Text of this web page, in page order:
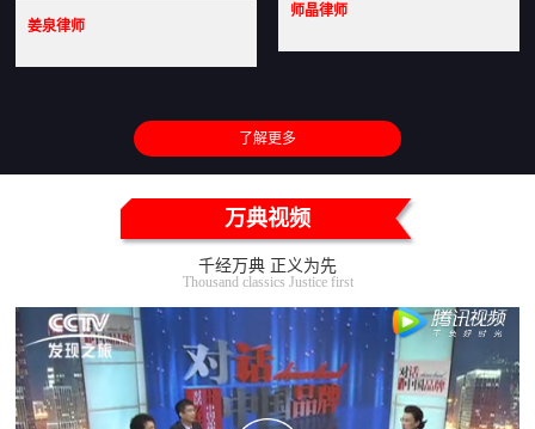
姜泉律师
师晶律师
了解更多
万典视频
千经万典 正义为先
Thousand classics Justice first